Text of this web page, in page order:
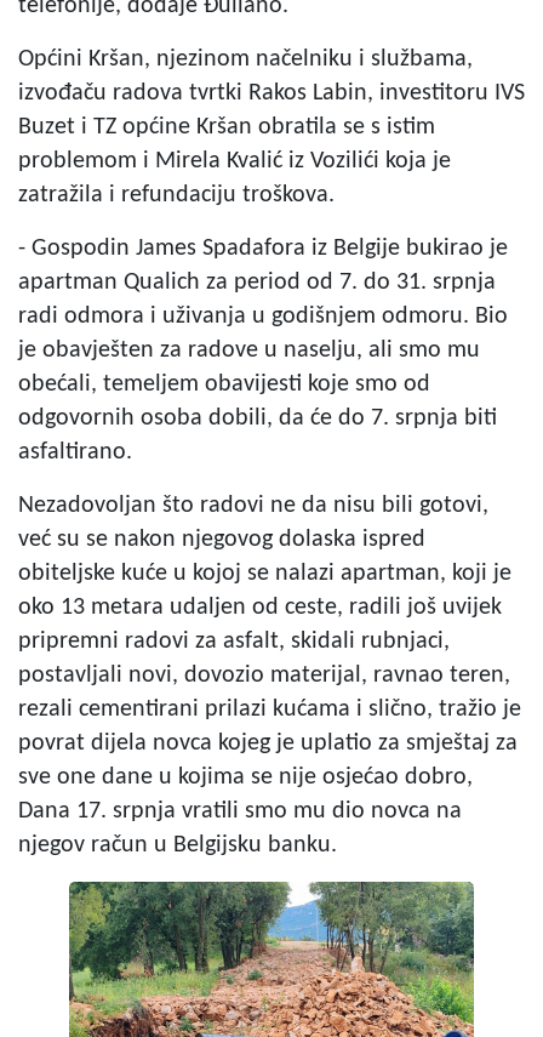
telefonije, dodaje Đuliano.
Općini Kršan, njezinom načelniku i službama,
izvođaču radova tvrtki Rakos Labin, investitoru IVS
Buzet i TZ općine Kršan obratila se s istim
problemom i Mirela Kvalić iz Vozilići koja je
zatražila i refundaciju troškova.
- Gospodin James Spadafora iz Belgije bukirao je
apartman Qualich za period od 7. do 31. srpnja
radi odmora i uživanja u godišnjem odmoru. Bio
je obavješten za radove u naselju, ali smo mu
obećali, temeljem obavijesti koje smo od
odgovornih osoba dobili, da će do 7. srpnja biti
asfaltirano.
Nezadovoljan što radovi ne da nisu bili gotovi,
već su se nakon njegovog dolaska ispred
obiteljske kuće u kojoj se nalazi apartman, koji je
oko 13 metara udaljen od ceste, radili još uvijek
pripremni radovi za asfalt, skidali rubnjaci,
postavljali novi, dovozio materijal, ravnao teren,
rezali cementirani prilazi kućama i slično, tražio je
povrat dijela novca kojeg je uplatio za smještaj za
sve one dane u kojima se nije osjećao dobro,
Dana 17. srpnja vratili smo mu dio novca na
njegov račun u Belgijsku banku.